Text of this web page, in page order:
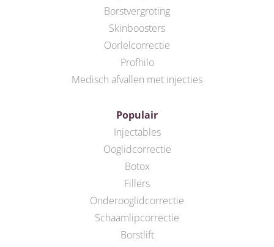
Borstvergroting
Skinboosters
Oorlelcorrectie
Profhilo
Medisch afvallen met injecties
Populair
Injectables
Ooglidcorrectie
Botox
Fillers
Onderooglidcorrectie
Schaamlipcorrectie
Borstlift